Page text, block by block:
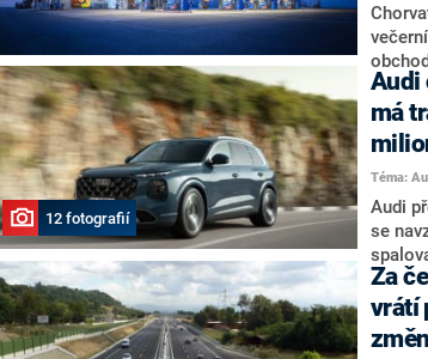
web
bude
12 fotografií
Audi
má
Téma:
Audi
se
Za
vrátí